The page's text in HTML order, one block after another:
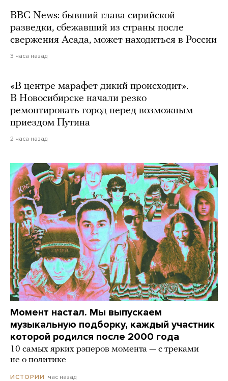
BBC News: бывший глава сирийской
разведки, сбежавший из страны после
свержения Асада, может находиться в России
3 часа назад
«В центре марафет дикий происходит».
В Новосибирске начали резко
ремонтировать город перед возможным
приездом Путина
2 часа назад
Момент настал. Мы выпускаем
музыкальную подборку, каждый участник
которой родился после 2000 года
10 самых ярких рэперов момента — с треками
не о политике
ИСТОРИИ час назад